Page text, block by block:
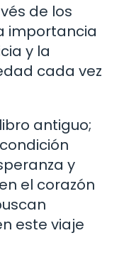
de los
importancia
y la
cada vez
antiguo;
y
el corazón
este viaje